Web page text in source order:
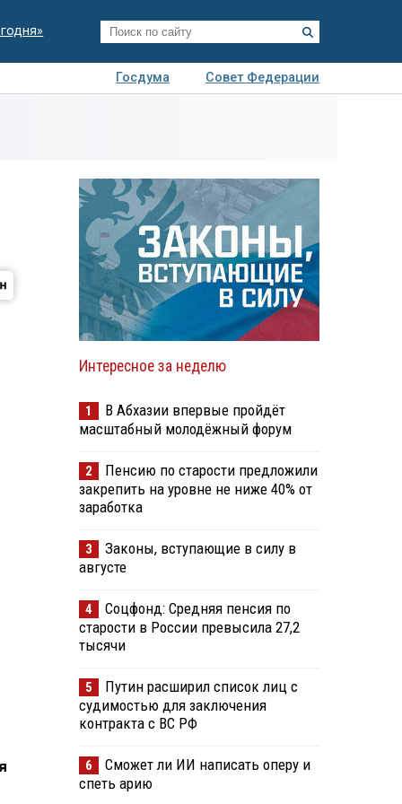
Госдума
Совет Федерации
Интересное за неделю
1
В Абхазии впервые пройдёт
масштабный молодёжный форум
2
Пенсию по старости предложили
закрепить на уровне не ниже 40% от
заработка
3
Законы, вступающие в силу в
августе
4
Соцфонд: Средняя пенсия по
старости в России превысила 27,2
тысячи
5
Путин расширил список лиц с
судимостью для заключения
контракта с ВС РФ
6
Сможет ли ИИ написать оперу и
спеть арию